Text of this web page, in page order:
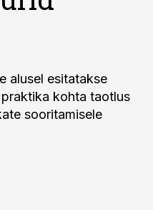
alusel esitatakse
kohta taotlus
sooritamisele